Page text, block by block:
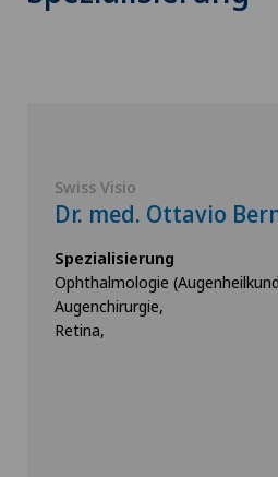
Swiss Visio
Dr. med. Ottavio
Spezialisierung
Ophthalmologie
Augenchirurgie,
Retina,